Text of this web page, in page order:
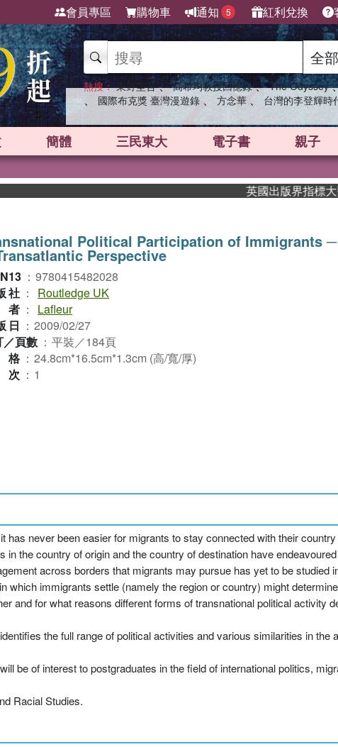
會員專區 購物車 通知 5 紅利兌換
熱搜： 東野圭吾 、 高希均教授回憶錄 、 The Odyssey
、 國際布克獎 臺灣漫遊錄 、 方念華 、 台灣的李登輝時
簡體 三民東大 電子書 親子
英國出版界指標大獎
Political Participation of Immigrants ─
Perspective
： 9780415482028
社 ：
Routledge UK
：
Lafleur
日 ： 2009/02/27
／頁數 ： 平裝／184頁
： 24.8cm*16.5cm*1.3cm (高/寬/厚)
： 1
never been easier for migrants to stay connected with their
the country of origin and the country of destination have
across borders that migrants may pursue has yet to be studied
which immigrants settle (namely the region or country) might
and for what reasons different forms of transnational political activity
the full range of political activities and various similarities in the
be of interest to postgraduates in the field of international politics,
Racial Studies.